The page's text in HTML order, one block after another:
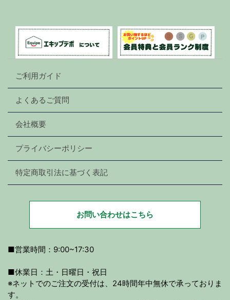
ご利用ガイド
よくあるご質問
会社概要
プライバシーポリシー
特定商取引法に基づく表記
お問い合わせはこちら
■営業時間：9:00~17:30
■休業日：土・日曜日・祝日
※ネットでのご注文の受付は、24時間年中無休で承っておりま
す。